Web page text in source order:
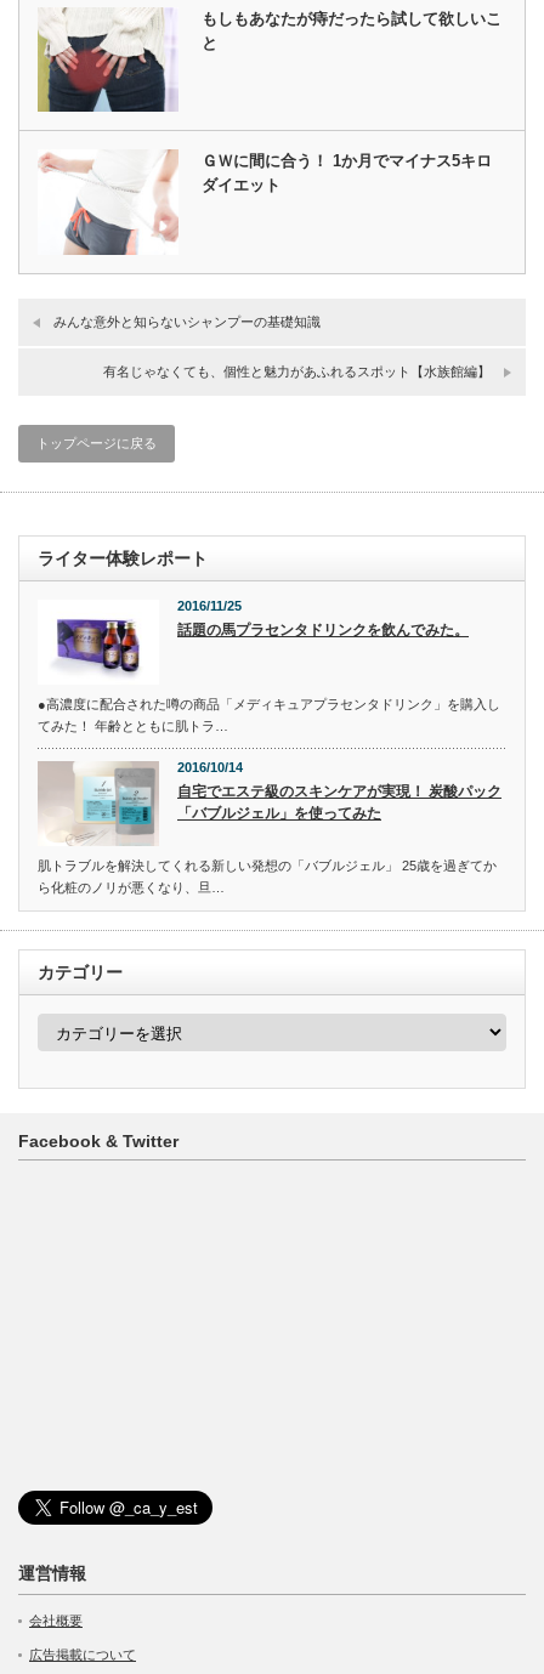
もしもあなたが痔だったら試して欲しいこ
と
ＧＷに間に合う！ 1か月でマイナス5キロ
ダイエット
みんな意外と知らないシャンプーの基礎知識
有名じゃなくても、個性と魅力があふれるスポット【水族館編】
トップページに戻る
ライター体験レポート
2016/11/25
話題の馬プラセンタドリンクを飲んでみた。
●高濃度に配合された噂の商品「メディキュアプラセンタドリンク」を購入し
てみた！ 年齢とともに肌トラ…
2016/10/14
自宅でエステ級のスキンケアが実現！ 炭酸パック
「バブルジェル」を使ってみた
肌トラブルを解決してくれる新しい発想の「バブルジェル」 25歳を過ぎてか
ら化粧のノリが悪くなり、旦…
カテゴリー
カ
ー
Facebook & Twitter
運営情報
会社概要
広告掲載について